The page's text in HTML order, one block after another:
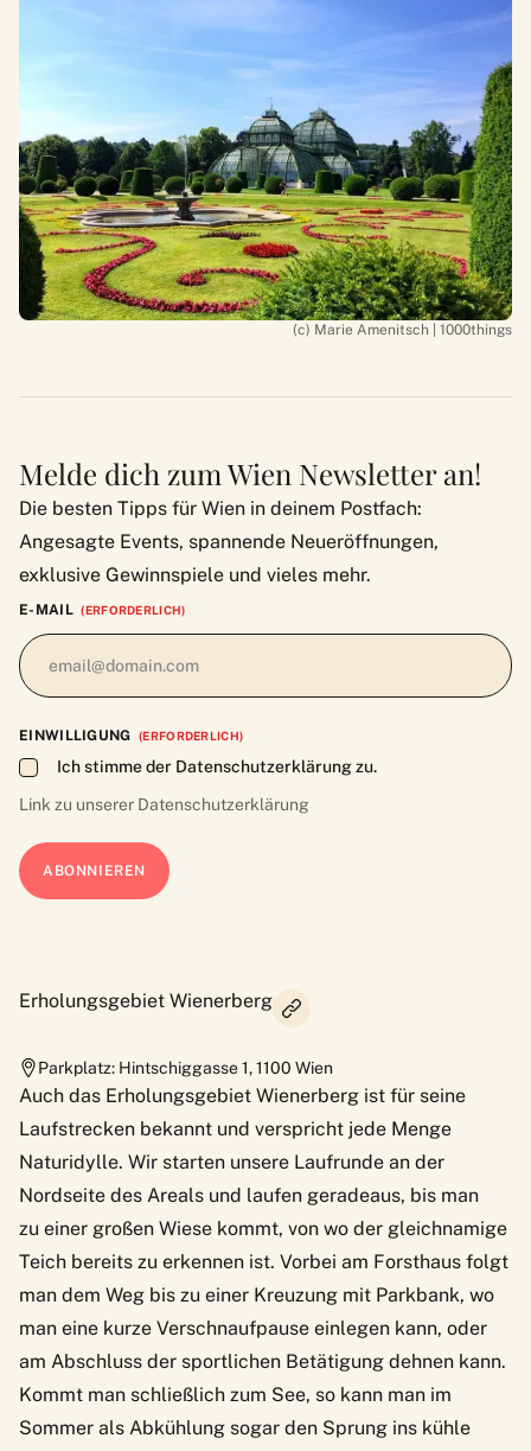
(c) Marie Amenitsch | 1000things
Melde dich zum Wien Newsletter an!
Die besten Tipps für Wien in deinem Postfach:
Angesagte Events, spannende Neueröffnungen,
exklusive Gewinnspiele und vieles mehr.
E-MAIL (ERFORDERLICH)
EINWILLIGUNG (ERFORDERLICH)
Ich stimme der Datenschutzerklärung zu.
Link zu unserer Datenschutzerklärung
Erholungsgebiet Wienerberg
Parkplatz: Hintschiggasse 1,1100 Wien
Auch das Erholungsgebiet Wienerberg ist für seine
Laufstrecken bekannt und verspricht jede Menge
Naturidylle. Wir starten unsere Laufrunde an der
Nordseite des Areals und laufen geradeaus, bis man
zu einer großen Wiese kommt, von wo der gleichnamige
Teich bereits zu erkennen ist. Vorbei am Forsthaus folgt
man dem Weg bis zu einer Kreuzung mit Parkbank, wo
man eine kurze Verschnaufpause einlegen kann, oder
am Abschluss der sportlichen Betätigung dehnen kann.
Kommt man schließlich zum See, so kann man im
Sommer als Abkühlung sogar den Sprung ins kühle